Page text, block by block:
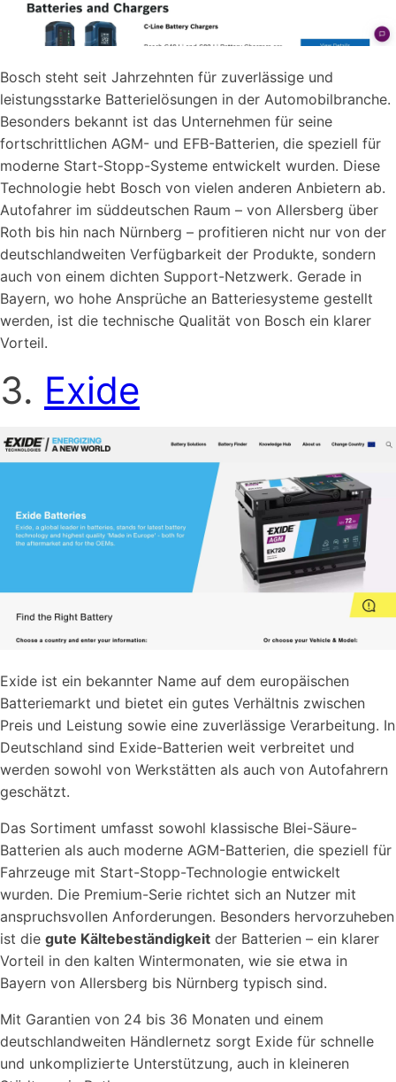
Bosch steht seit Jahrzehnten für zuverlässige und
leistungsstarke Batterielösungen in der Automobilbranche.
Besonders bekannt ist das Unternehmen für seine
fortschrittlichen AGM- und EFB-Batterien, die speziell für
moderne Start-Stopp-Systeme entwickelt wurden. Diese
Technologie hebt Bosch von vielen anderen Anbietern ab.
Autofahrer im süddeutschen Raum – von Allersberg über
Roth bis hin nach Nürnberg – profitieren nicht nur von der
deutschlandweiten Verfügbarkeit der Produkte, sondern
auch von einem dichten Support-Netzwerk. Gerade in
Bayern, wo hohe Ansprüche an Batteriesysteme gestellt
werden, ist die technische Qualität von Bosch ein klarer
Vorteil.
3. Exide
Exide ist ein bekannter Name auf dem europäischen
Batteriemarkt und bietet ein gutes Verhältnis zwischen
Preis und Leistung sowie eine zuverlässige Verarbeitung. In
Deutschland sind Exide-Batterien weit verbreitet und
werden sowohl von Werkstätten als auch von Autofahrern
geschätzt.
Das Sortiment umfasst sowohl klassische Blei-Säure-
Batterien als auch moderne AGM-Batterien, die speziell für
Fahrzeuge mit Start-Stopp-Technologie entwickelt
wurden. Die Premium-Serie richtet sich an Nutzer mit
anspruchsvollen Anforderungen. Besonders hervorzuheben
ist die gute Kältebeständigkeit der Batterien – ein klarer
Vorteil in den kalten Wintermonaten, wie sie etwa in
Bayern von Allersberg bis Nürnberg typisch sind.
Mit Garantien von 24 bis 36 Monaten und einem
deutschlandweiten Händlernetz sorgt Exide für schnelle
und unkomplizierte Unterstützung, auch in kleineren